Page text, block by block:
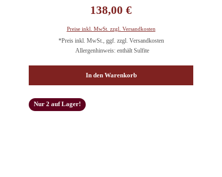
138,00 €
Preise inkl. MwSt. zzgl. Versandkosten
*Preis inkl. MwSt., ggf. zzgl. Versandkosten
Allergenhinweis: enthält Sulfite
In den Warenkorb
Nur 2 auf Lager!